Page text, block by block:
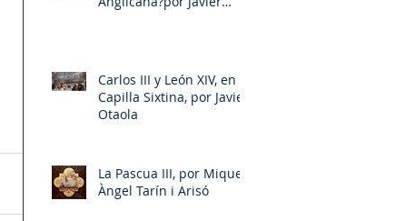
Carlos III y León XIV, en la
Capilla Sixtina, por Javier
Otaola
La Pascua III, por Miquel-
Àngel Tarín i Arisó